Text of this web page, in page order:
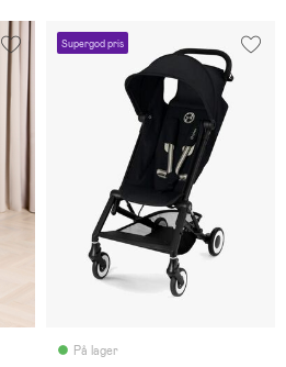
Supergod pris
På lager